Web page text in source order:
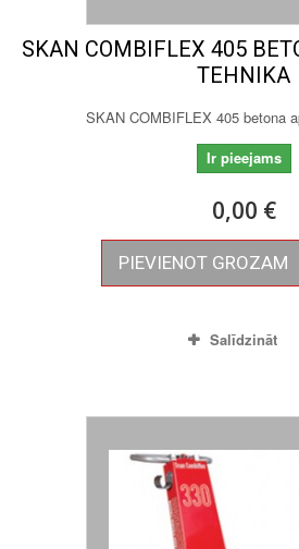
SKAN COMBIFLEX 405
TEHNIKA
SKAN COMBIFLEX 405 betona
Ir pieejams
0,00 €
PIEVIENOT GROZAM
Salīdzināt